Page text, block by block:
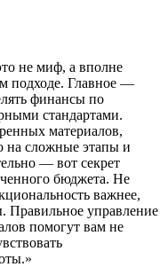
не миф, а вполне
подходе. Главное —
финансы по
стандартами.
материалов,
на сложные этапы и
— вот секрет
бюджета. Не
важнее,
Правильное управление
помогут вам не